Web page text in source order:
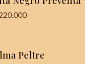
Peltre